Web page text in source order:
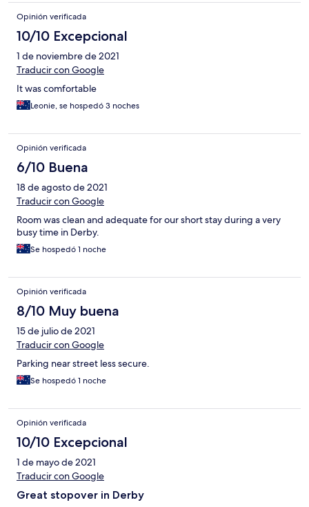
Opinión verificada
10/10 Excepcional
1 de noviembre de 2021
Traducir con Google
It was comfortable
Leonie, se hospedó 3 noches
Opinión verificada
6/10 Buena
18 de agosto de 2021
Traducir con Google
Room was clean and adequate for our short stay during a very
busy time in Derby.
Se hospedó 1 noche
Opinión verificada
8/10 Muy buena
15 de julio de 2021
Traducir con Google
Parking near street less secure.
Se hospedó 1 noche
Opinión verificada
10/10 Excepcional
1 de mayo de 2021
Traducir con Google
Great stopover in Derby